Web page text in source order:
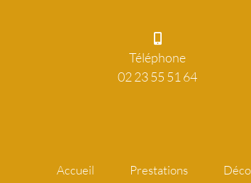
Téléphone
02 23 55 51 64
Accueil Prestations